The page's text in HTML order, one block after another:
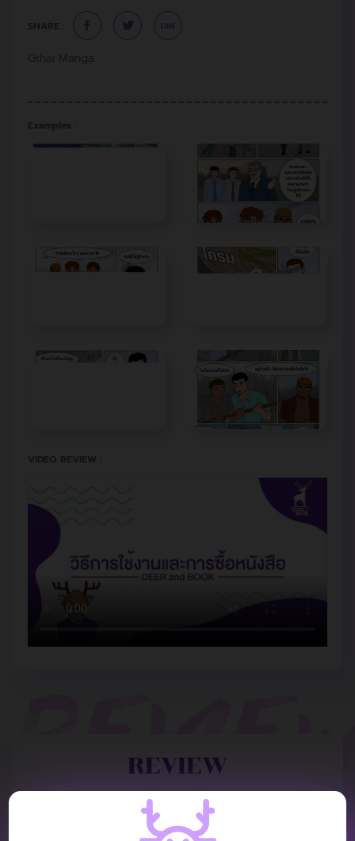
SHARE :
Gthai Manga
Examples :
VIDEO REVIEW :
REVIEW